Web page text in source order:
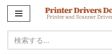
ン
テ